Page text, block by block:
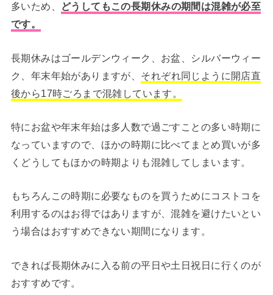
多いため、
どうしてもこの長期休みの期間は混雑が必至
です。
長期休みはゴールデンウィーク、お盆、シルバーウィー
ク、年末年始がありますが、 それぞれ同じように開店直
後から17時ごろまで混雑しています。
特にお盆や年末年始は多人数で過ごすことの多い時期に
なっていますので、ほかの時期に比べてまとめ買いが多
くどうしてもほかの時期よりも混雑してしまいます。
もちろんこの時期に必要なものを買うためにコストコを
利用するのはお得ではありますが、混雑を避けたいとい
う場合はおすすめできない期間になります。
できれば長期休みに入る前の平日や土日祝日に行くのが
おすすめです。